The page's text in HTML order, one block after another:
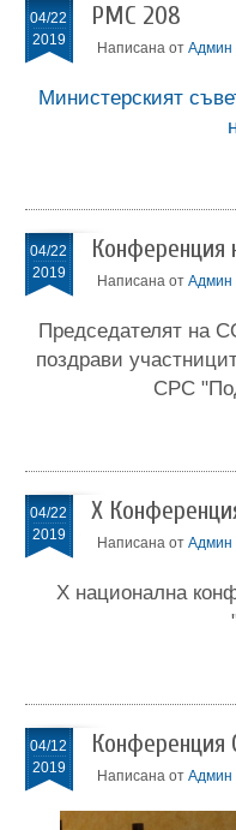
04/22
2019
РМС 208
Написана от Админ
Министерският
04/22
2019
Конференция
Написана от Админ
Председателят на
поздрави
СРС
04/22
2019
Х
Написана от Админ
Х национална
04/12
2019
Конференция
Написана от Админ